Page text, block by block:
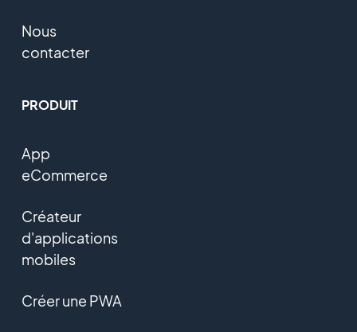
Nous
contacter
PRODUIT
App
eCommerce
Créateur
d'applications
mobiles
Créer une PWA